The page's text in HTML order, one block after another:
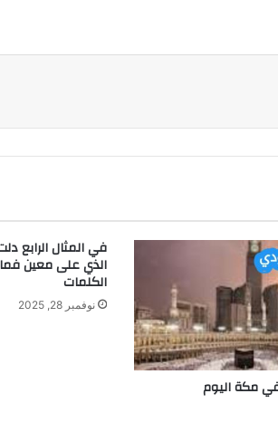
مكة اليوم
في المثال الرابع
الذي على معين
الكلمات
نوفمبر 28, 2025